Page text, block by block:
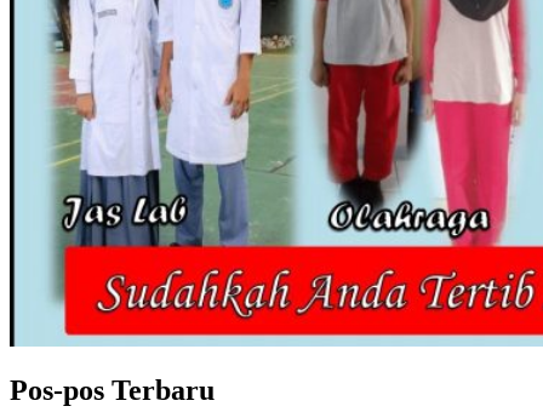
Pos-pos Terbaru